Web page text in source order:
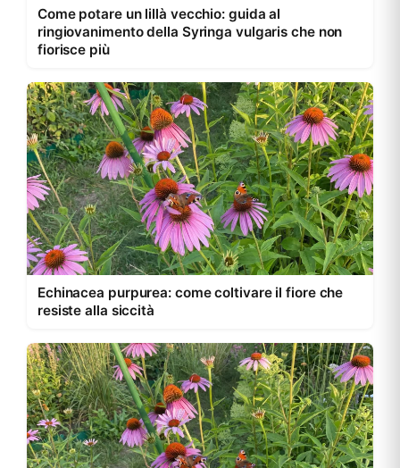
Come potare un lillà vecchio: guida al
ringiovanimento della Syringa vulgaris che non
fiorisce più
Echinacea purpurea: come coltivare il fiore che
resiste alla siccità